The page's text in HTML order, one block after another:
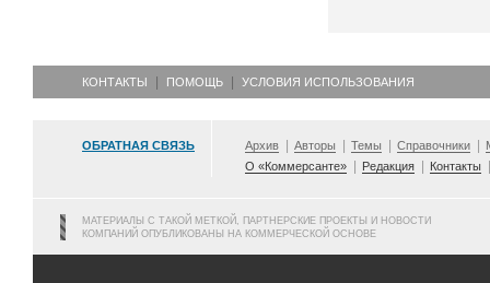
КОНТАКТЫ ПОМОЩЬ УСЛОВИЯ ИСПОЛЬЗОВАНИЯ
ОБРАТНАЯ СВЯЗЬ Архив Авторы Темы Справочники
О «Коммерсанте»
Редакция Контакты
МАТЕРИАЛЫ С ТАКОЙ МЕТКОЙ, ПАРТНЕРСКИЕ ПРОЕКТЫ И НОВОСТИ
КОМПАНИЙ ОПУБЛИКОВАНЫ НА КОММЕРЧЕСКОЙ ОСНОВЕ